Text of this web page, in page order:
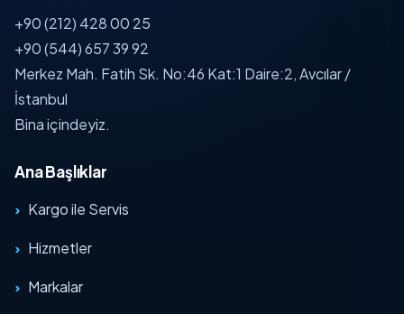
+90 (212) 428 00 25
+90 (544) 657 39 92
Merkez Mah. Fatih Sk. No:46 Kat:1 Daire:2, Avcılar /
İstanbul
Bina içindeyiz.
Ana Başlıklar
Kargo ile Servis
Hizmetler
Markalar